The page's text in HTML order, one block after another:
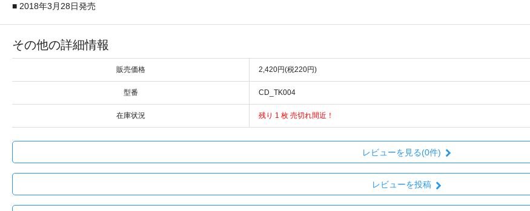
■ 2018年3月28日発売
その他の詳細情報
販売価格 2,420円(税220円)
型番 CD_TK004
在庫状況 残り 1 枚 売切れ間近！
レビューを見る(0件)
レビューを投稿